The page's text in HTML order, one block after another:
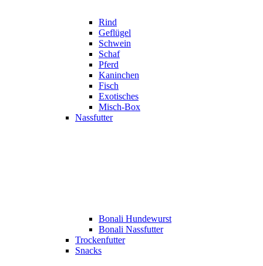
Rind
Geflügel
Schwein
Schaf
Pferd
Kaninchen
Fisch
Exotisches
Misch-Box
Nassfutter
Bonali Hundewurst
Bonali Nassfutter
Trockenfutter
Snacks